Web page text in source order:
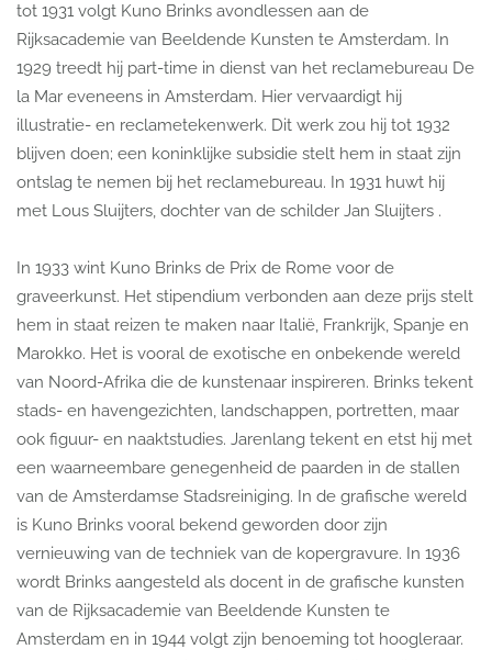
tot 1931 volgt Kuno Brinks avondlessen aan de
Rijksacademie van Beeldende Kunsten te Amsterdam. In
1929 treedt hij part-time in dienst van het reclamebureau De
la Mar eveneens in Amsterdam. Hier vervaardigt hij
illustratie- en reclametekenwerk. Dit werk zou hij tot 1932
blijven doen; een koninklijke subsidie stelt hem in staat zijn
ontslag te nemen bij het reclamebureau. In 1931 huwt hij
met Lous Sluijters, dochter van de schilder Jan Sluijters .
In 1933 wint Kuno Brinks de Prix de Rome voor de
graveerkunst. Het stipendium verbonden aan deze prijs stelt
hem in staat reizen te maken naar Italië, Frankrijk, Spanje en
Marokko. Het is vooral de exotische en onbekende wereld
van Noord-Afrika die de kunstenaar inspireren. Brinks tekent
stads- en havengezichten, landschappen, portretten, maar
ook figuur- en naaktstudies. Jarenlang tekent en etst hij met
een waarneembare genegenheid de paarden in de stallen
van de Amsterdamse Stadsreiniging. In de grafische wereld
is Kuno Brinks vooral bekend geworden door zijn
vernieuwing van de techniek van de kopergravure. In 1936
wordt Brinks aangesteld als docent in de grafische kunsten
van de Rijksacademie van Beeldende Kunsten te
Amsterdam en in 1944 volgt zijn benoeming tot hoogleraar.